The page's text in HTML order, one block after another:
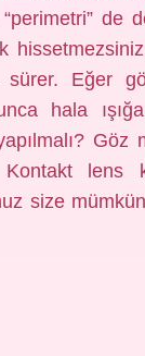
de
Eğer
hala
Göz
lens
size